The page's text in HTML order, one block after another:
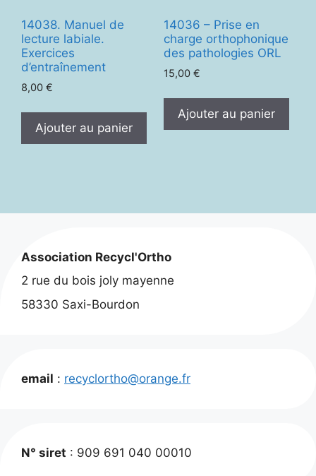
14038. Manuel de
lecture labiale.
Exercices
d’entraînement
8,00 €
Ajouter au panier
14036 – Prise en
charge orthophonique
des pathologies ORL
15,00 €
Ajouter au panier
Association Recycl'Ortho
2 rue du bois joly mayenne
58330 Saxi-Bourdon
email : recyclortho@orange.fr
N° siret : 909 691 040 00010